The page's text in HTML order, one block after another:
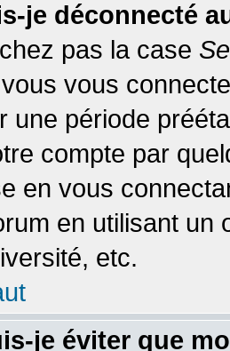
je déconnecté
pas la case
vous
une période
compte par
en vous
en utilisant un
etc.
je éviter que